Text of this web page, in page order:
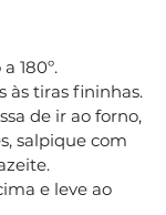
180º.
às tiras fininhas.
de ir ao forno,
salpique com
e leve ao